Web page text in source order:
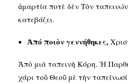
ἁμαρτία ποτὲ δὲν Τὸν
κατεβάζει.
Ἀπό ποιὸν γεννήθηκες,
Ἀπὸ μιὰ ταπεινὴ Κόρη. Ἡ
χάρι τοῦ Θεοῦ μὲ τὴν